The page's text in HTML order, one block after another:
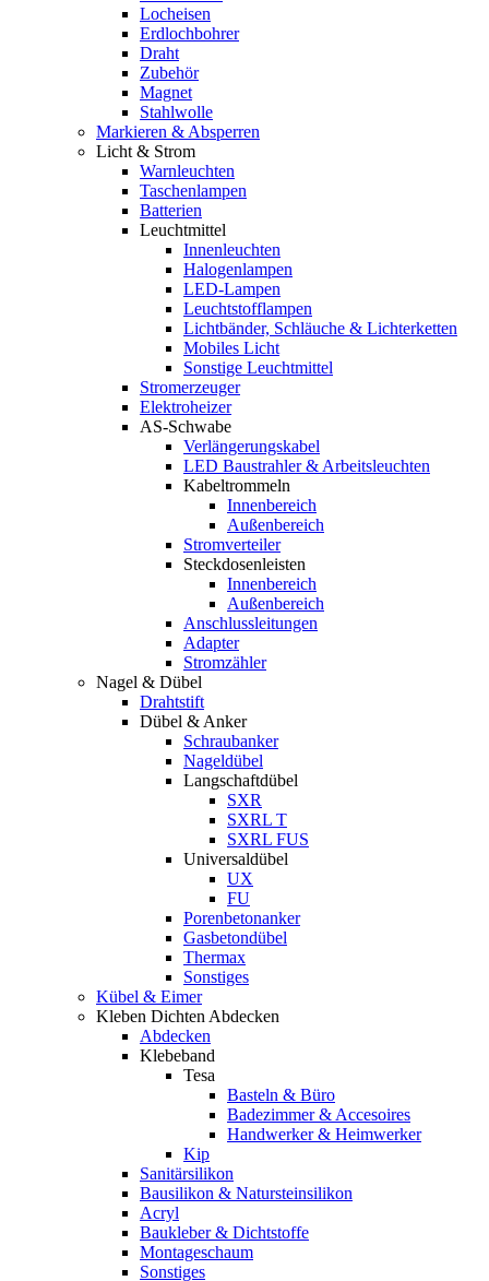
Locheisen
Erdlochbohrer
Draht
Zubehör
Magnet
Stahlwolle
Markieren & Absperren
Licht & Strom
Warnleuchten
Taschenlampen
Batterien
Leuchtmittel
Innenleuchten
Halogenlampen
LED-Lampen
Leuchtstofflampen
Lichtbänder, Schläuche & Lichterketten
Mobiles Licht
Sonstige Leuchtmittel
Stromerzeuger
Elektroheizer
AS-Schwabe
Verlängerungskabel
LED Baustrahler & Arbeitsleuchten
Kabeltrommeln
Innenbereich
Außenbereich
Stromverteiler
Steckdosenleisten
Innenbereich
Außenbereich
Anschlussleitungen
Adapter
Stromzähler
Nagel & Dübel
Drahtstift
Dübel & Anker
Schraubanker
Nageldübel
Langschaftdübel
SXR
SXRL T
SXRL FUS
Universaldübel
UX
FU
Porenbetonanker
Gasbetondübel
Thermax
Sonstiges
Kübel & Eimer
Kleben Dichten Abdecken
Abdecken
Klebeband
Tesa
Basteln & Büro
Badezimmer & Accesoires
Handwerker & Heimwerker
Kip
Sanitärsilikon
Bausilikon & Natursteinsilikon
Acryl
Baukleber & Dichtstoffe
Montageschaum
Sonstiges